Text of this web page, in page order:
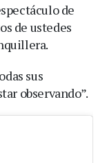
de
de ustedes
sus
observando”.